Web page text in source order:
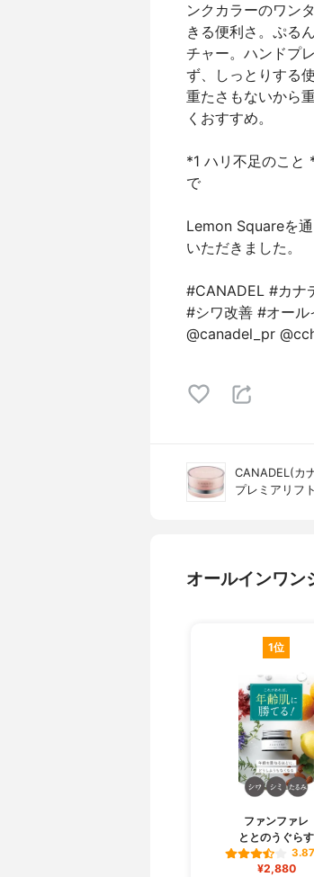
ンクカラーのワン
きる便利さ。ぷる
チャー。ハンドプ
ず、しっとりする
重たさもないから
くおすすめ。
*1 ハリ不足のこと
で
Lemon Squareを
いただきました。
#CANADEL #カナ
#シワ改善 #オー
@canadel_pr
CANADEL(カ
プレミアリフト
オールインワン
1位
ファンファレ
ととのうぐらす
3.87
¥2,880